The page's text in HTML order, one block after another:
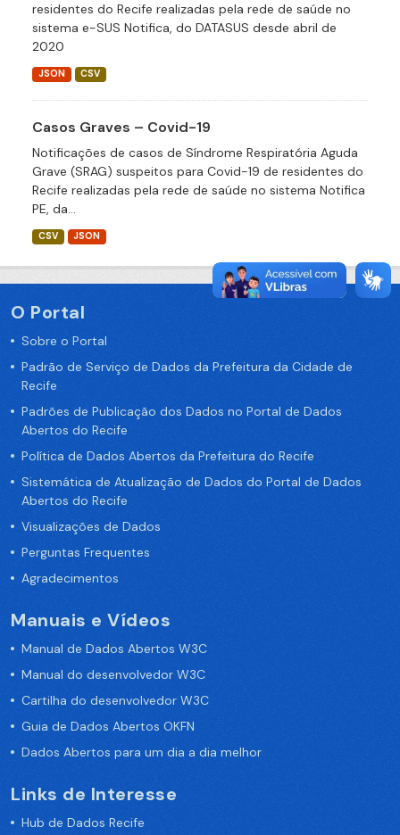
residentes do Recife realizadas pela rede de saúde no
sistema e-SUS Notifica, do DATASUS desde abril de
2020
JSON CSV
Casos Graves – Covid-19
Notificações de casos de Síndrome Respiratória Aguda
Grave (SRAG) suspeitos para Covid-19 de residentes do
Recife realizadas pela rede de saúde no sistema Notifica
PE, da...
CSV JSON
O Portal
Sobre o Portal
Padrão de Serviço de Dados da Prefeitura da Cidade de
Recife
Padrões de Publicação dos Dados no Portal de Dados
Abertos do Recife
Política de Dados Abertos da Prefeitura do Recife
Sistemática de Atualização de Dados do Portal de Dados
Abertos do Recife
Visualizações de Dados
Perguntas Frequentes
Agradecimentos
Manuais e Vídeos
Manual de Dados Abertos W3C
Manual do desenvolvedor W3C
Cartilha do desenvolvedor W3C
Guia de Dados Abertos OKFN
Dados Abertos para um dia a dia melhor
Links de Interesse
Hub de Dados Recife